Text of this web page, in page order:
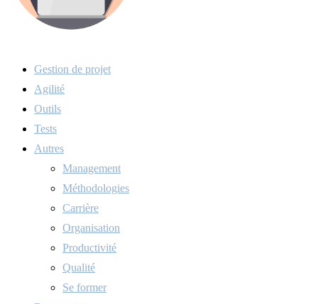
Gestion de projet
Agilité
Outils
Tests
Autres
Management
Méthodologies
Carrière
Organisation
Productivité
Qualité
Se former